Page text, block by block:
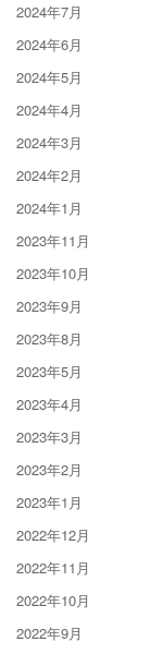
2024年7月
2024年6月
2024年5月
2024年4月
2024年3月
2024年2月
2024年1月
2023年11月
2023年10月
2023年9月
2023年8月
2023年5月
2023年4月
2023年3月
2023年2月
2023年1月
2022年12月
2022年11月
2022年10月
2022年9月